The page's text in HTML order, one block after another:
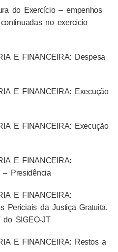
do Exercício – empenhos
no exercício
E FINANCEIRA: Despesa
E FINANCEIRA: Execução
E FINANCEIRA: Execução
E FINANCEIRA:
– Presidência
E FINANCEIRA:
Periciais da Justiça Gratuita.
do SIGEO-JT
E FINANCEIRA: Restos a